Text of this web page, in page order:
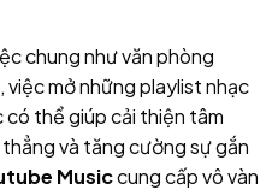
chung như văn phòng
mở những playlist nhạc
thể giúp cải thiện tâm
và tăng cường sự gắn
Musiccung cấp vô vàn